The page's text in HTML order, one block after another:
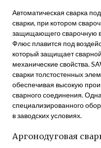
Автоматическая сварка
сварки, при котором
защищающего сварочную
Флюс плавится под
который защищает
механические свойства.
сварки толстостенных
обеспечивая высокую
сварного соединения.
специализированного
в заводских условиях.
Аргонодуговая